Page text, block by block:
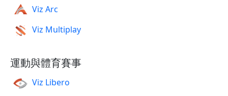
Viz Arc
Viz Multiplay
運動與體育賽事
Viz Libero